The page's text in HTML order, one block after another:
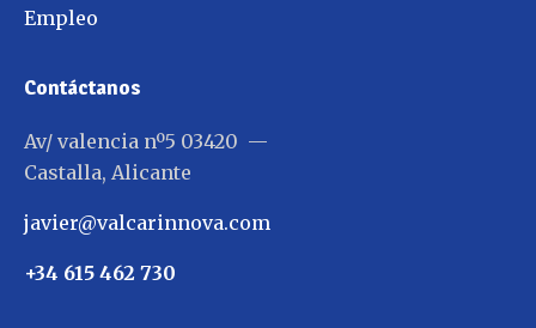
Empleo
Contáctanos
Av/ valencia nº5 03420 —
Castalla, Alicante
javier@valcarinnova.com
+34 615 462 730